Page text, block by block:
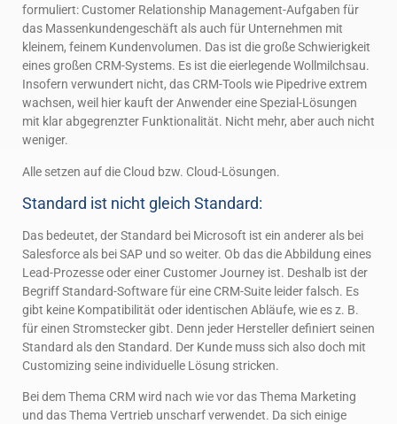
formuliert: Customer Relationship Management-Aufgaben für
das Massenkundengeschäft als auch für Unternehmen mit
kleinem, feinem Kundenvolumen. Das ist die große Schwierigkeit
eines großen CRM-Systems. Es ist die eierlegende Wollmilchsau.
Insofern verwundert nicht, das CRM-Tools wie Pipedrive extrem
wachsen, weil hier kauft der Anwender eine Spezial-Lösungen
mit klar abgegrenzter Funktionalität. Nicht mehr, aber auch nicht
weniger.
Alle setzen auf die Cloud bzw. Cloud-Lösungen.
Standard ist nicht gleich Standard:
Das bedeutet, der Standard bei Microsoft ist ein anderer als bei
Salesforce als bei SAP und so weiter. Ob das die Abbildung eines
Lead-Prozesse oder einer Customer Journey ist. Deshalb ist der
Begriff Standard-Software für eine CRM-Suite leider falsch. Es
gibt keine Kompatibilität oder identischen Abläufe, wie es z. B.
für einen Stromstecker gibt. Denn jeder Hersteller definiert seinen
Standard als den Standard. Der Kunde muss sich also doch mit
Customizing seine individuelle Lösung stricken.
Bei dem Thema CRM wird nach wie vor das Thema Marketing
und das Thema Vertrieb unscharf verwendet. Da sich einige